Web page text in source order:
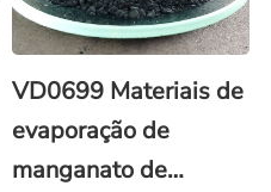
VD0699 Materiais de
evaporação de
manganato de